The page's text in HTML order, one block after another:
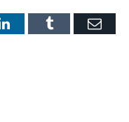
LinkedInTumblr Email